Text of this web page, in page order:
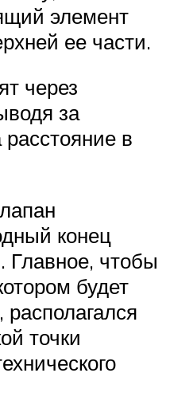
элемент
ее части.
через
за
в
конец
Главное, чтобы
будет
располагался
точки